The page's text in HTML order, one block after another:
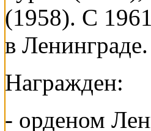
(1958). С
в Ленинграде.
Награжден:
- орденом